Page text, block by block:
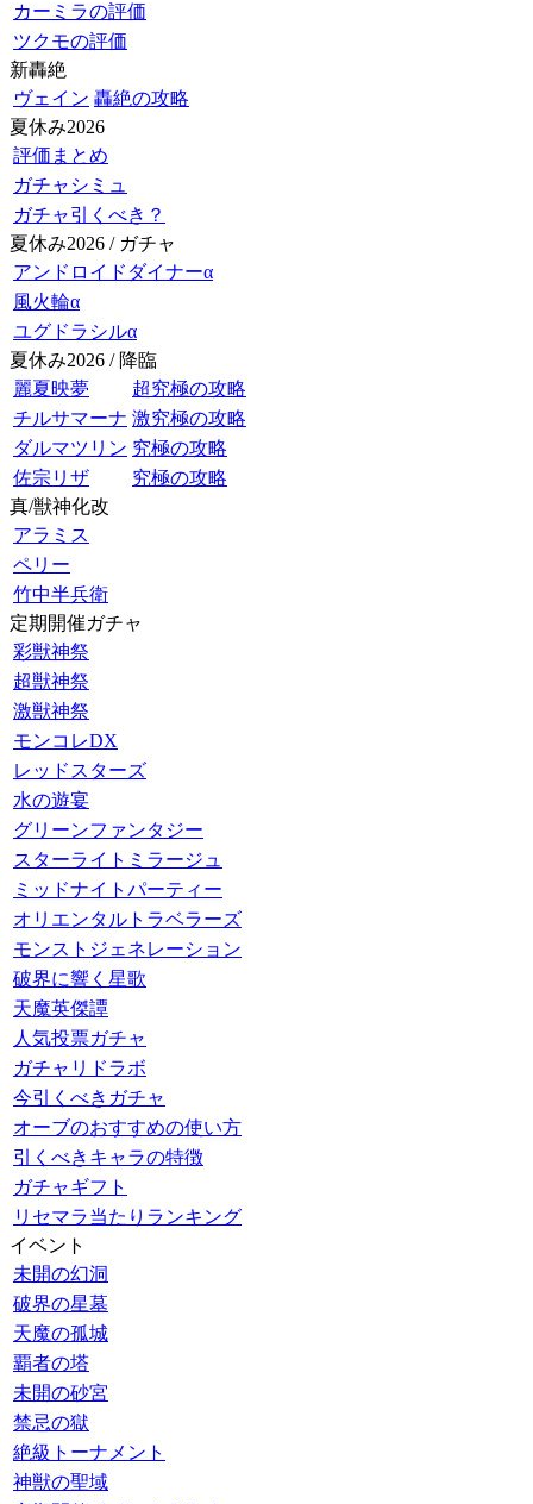
カーミラの評価
ツクモの評価
新轟絶
ヴェイン 轟絶の攻略
夏休み2026
評価まとめ
ガチャシミュ
ガチャ引くべき？
夏休み2026 / ガチャ
アンドロイドダイナーα
風火輪α
ユグドラシルα
夏休み2026 / 降臨
麗夏映夢
超究極の攻略
チルサマーナ 激究極の攻略
ダルマツリン 究極の攻略
佐宗リザ
究極の攻略
真/獣神化改
アラミス
ペリー
竹中半兵衛
定期開催ガチャ
彩獣神祭
超獣神祭
激獣神祭
モンコレDX
レッドスターズ
水の遊宴
グリーンファンタジー
スターライトミラージュ
ミッドナイトパーティー
オリエンタルトラベラーズ
モンストジェネレーション
破界に響く星歌
天魔英傑譚
人気投票ガチャ
ガチャリドラボ
今引くべきガチャ
オーブのおすすめの使い方
引くべきキャラの特徴
ガチャギフト
リセマラ当たりランキング
イベント
未開の幻洞
破界の星墓
天魔の孤城
覇者の塔
未開の砂宮
禁忌の獄
絶級トーナメント
神獣の聖域